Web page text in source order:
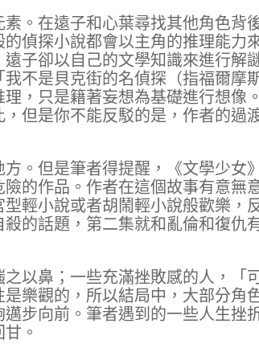
。在遠子和心葉尋找其他角色背
偵探小說都會以主角的推理能力
子卻以自己的文學知識來進行解
不是貝克街的名偵探（指福爾摩
，只是籍著妄想為基礎進行想像
但是你不能反駁的是，作者的過
。但是筆者得提醒，《文學少女
的作品。作者在這個故事有意無
輕小說或者胡鬧輕小說般歡樂，
的話題，第二集就和亂倫和復仇
以鼻；一些充滿挫敗感的人，「
樂觀的，所以結局中，大部分角
步向前。筆者遇到的一些人生挫
。